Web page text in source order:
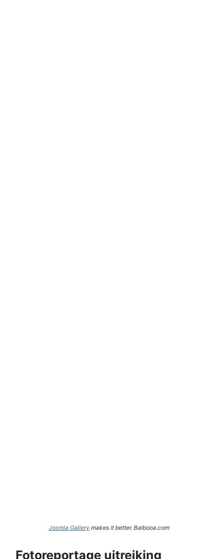
Joomla Gallery makes it better. Balbooa.com
Fotoreportage uitreiking